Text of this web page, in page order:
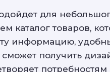
для
каталог товаров,
информацию,
сможет получить
потребностям